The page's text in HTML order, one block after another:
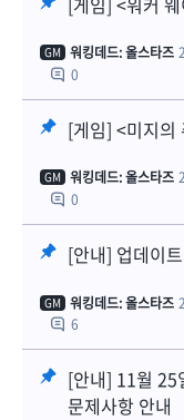
GM 워킹데드: 올스타즈
0
[게임] <미지의
GM 워킹데드: 올스타즈
0
[안내] 업데이
GM 워킹데드: 올스타즈
6
[안내] 11월 25
문제사항 안내